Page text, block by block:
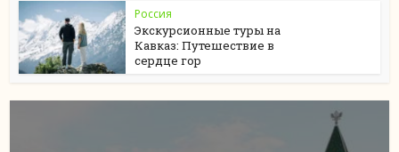
Россия
Экскурсионные туры на
Кавказ: Путешествие в
сердце гор